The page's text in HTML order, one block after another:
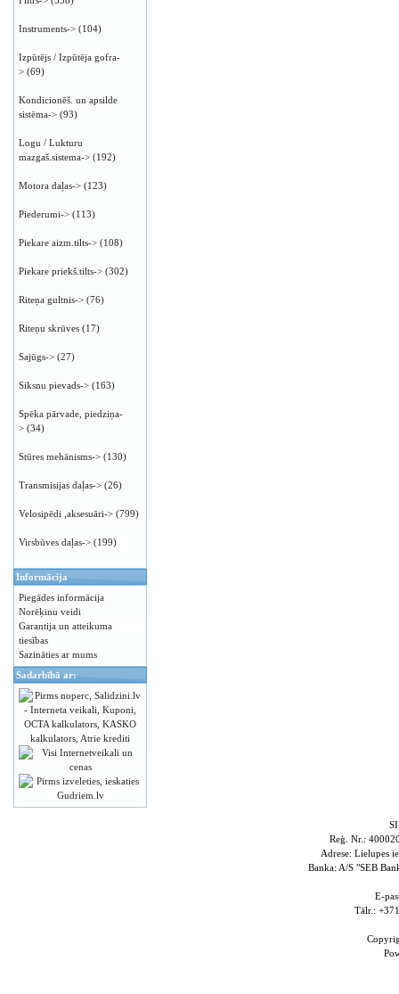
Instruments-> (104)
Izpūtējs / Izpūtēja gofra-
> (69)
Kondicionēš. un apsilde
sistēma-> (93)
Logu / Lukturu
mazgaš.sistema-> (192)
Motora daļas-> (123)
Piederumi-> (113)
Piekare aizm.tilts-> (108)
Piekare priekš.tilts-> (302)
Riteņa gultnis-> (76)
Riteņu skrūves (17)
Sajūgs-> (27)
Siksnu pievads-> (163)
Spēka pārvade, piedziņa-
> (34)
Stūres mehānisms-> (130)
Transmisijas daļas-> (26)
Velosipēdi ,aksesuāri-> (799)
Virsbūves daļas-> (199)
Informācija
Piegādes informācija
Norēķinu veidi
Garantija un atteikuma
tiesības
Sazināties ar mums
Sadarbībā ar:
Reģ. Nr.:
Adrese: Lielupes
Banka: A/S "SEB
E-
Tālr.: